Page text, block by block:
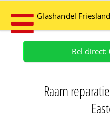
Glashandel Friesland
Bel
Raam